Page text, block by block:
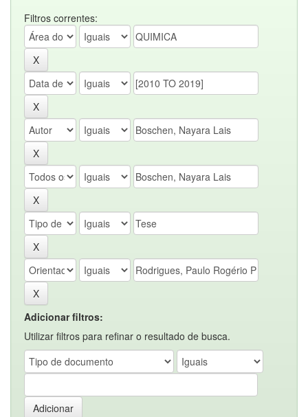
Filtros correntes:
Adicionar filtros:
Utilizar filtros para refinar o resultado de busca.